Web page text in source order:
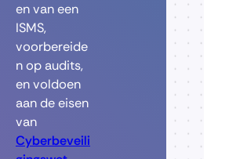
en van een
ISMS,
voorbereide
n op audits,
en voldoen
aan de eisen
van
Cyberbeveili